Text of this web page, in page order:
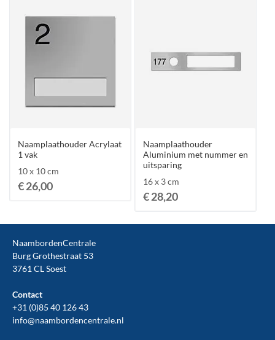
Naamplaathouder Acrylaat
1 vak
10 x 10 cm
€ 26,00
Naamplaathouder
Aluminium met nummer en
uitsparing
16 x 3 cm
€ 28,20
NaambordenCentrale
Burg Grothestraat 53
3761 CL Soest
Contact
+31 (0)85 40 126 43
info@naambordencentrale.nl